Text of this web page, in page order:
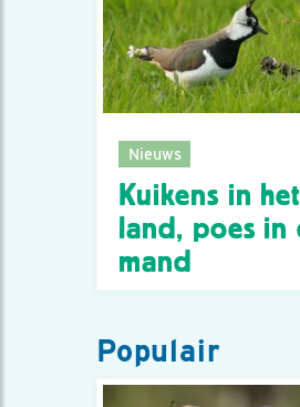
Nieuws
Kuikens in het
land, poes in
mand
Populair